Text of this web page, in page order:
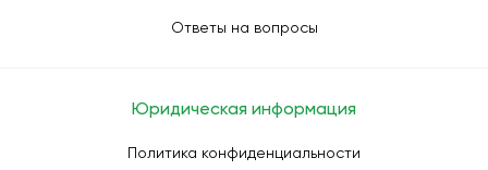
Ответы на вопросы
Юридическая информация
Политика конфиденциальности